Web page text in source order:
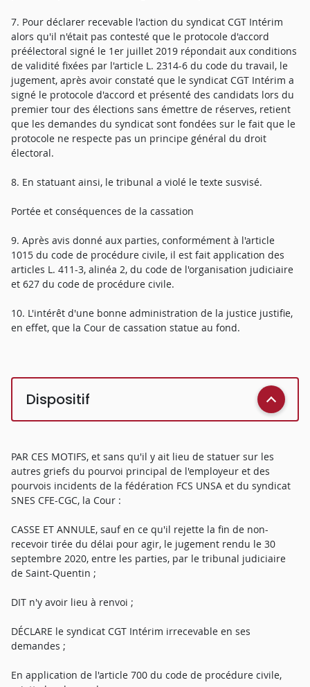
7. Pour déclarer recevable l'action du syndicat CGT Intérim
alors qu'il n'était pas contesté que le protocole d'accord
préélectoral signé le 1er juillet 2019 répondait aux conditions
de validité fixées par l'article L. 2314-6 du code du travail, le
jugement, après avoir constaté que le syndicat CGT Intérim a
signé le protocole d'accord et présenté des candidats lors du
premier tour des élections sans émettre de réserves, retient
que les demandes du syndicat sont fondées sur le fait que le
protocole ne respecte pas un principe général du droit
électoral.
8. En statuant ainsi, le tribunal a violé le texte susvisé.
Portée et conséquences de la cassation
9. Après avis donné aux parties, conformément à l'article
1015 du code de procédure civile, il est fait application des
articles L. 411-3, alinéa 2, du code de l'organisation judiciaire
et 627 du code de procédure civile.
10. L'intérêt d'une bonne administration de la justice justifie,
en effet, que la Cour de cassation statue au fond.
Dispositif
PAR CES MOTIFS, et sans qu'il y ait lieu de statuer sur les
autres griefs du pourvoi principal de l'employeur et des
pourvois incidents de la fédération FCS UNSA et du syndicat
SNES CFE-CGC, la Cour :
CASSE ET ANNULE, sauf en ce qu'il rejette la fin de non-
recevoir tirée du délai pour agir, le jugement rendu le 30
septembre 2020, entre les parties, par le tribunal judiciaire
de Saint-Quentin ;
DIT n'y avoir lieu à renvoi ;
DÉCLARE le syndicat CGT Intérim irrecevable en ses
demandes ;
En application de l'article 700 du code de procédure civile,